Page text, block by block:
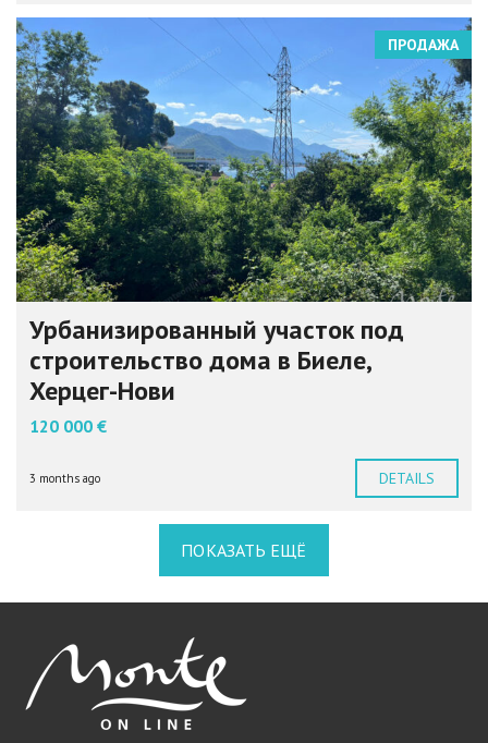
ПРОДАЖА
Урбанизированный участок под
строительство дома в Биеле,
Херцег-Нови
120 000 €
3 months ago DETAILS
ПОКАЗАТЬ ЕЩЁ